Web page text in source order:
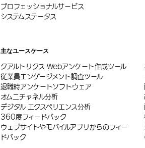
プロフェッショナルサービス
システムステータス
主なユースケース
クアルトリクス Webアンケート作成ツール
従業員エンゲージメント調査ツール
退職時アンケートソフトウェア
オムニチャネル分析
デジタル エクスペリエンス分析
360度フィードバック
ウェブサイトやモバイルアプリからのフィー
ドバック